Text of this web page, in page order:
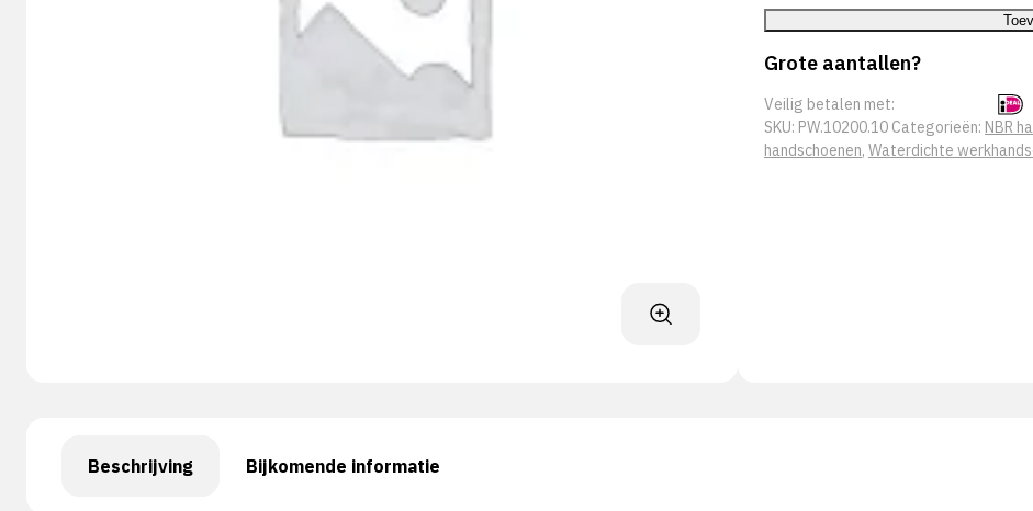
Grote aantallen?
Veilig betalen met:
SKU: PW.10200.10 Categorieën: NBR
handschoenen, Waterdichte
Beschrijving Bijkomende informatie